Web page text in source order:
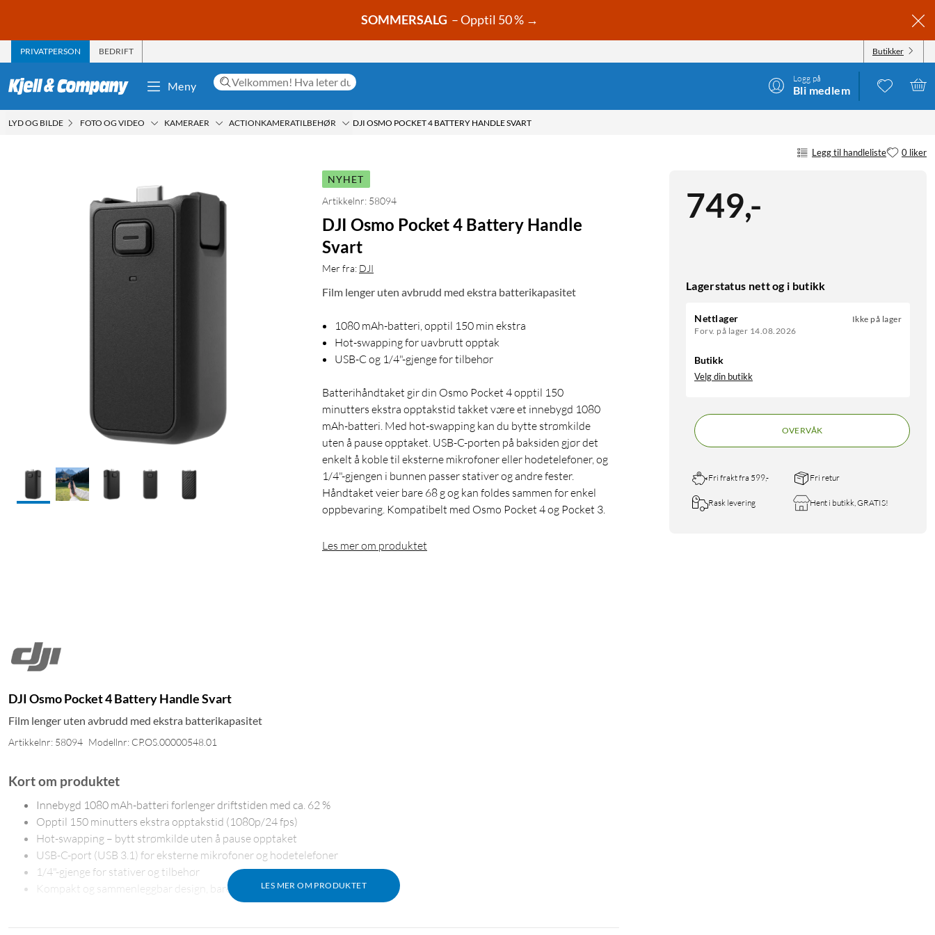
SOMMERSALG – Opptil 50 % →
PRIVATPERSON BEDRIFT Butikker
Meny
Logg på
Bli medlem
LYD OG BILDE FOTO OG VIDEO KAMERAER ACTIONKAMERATILBEHØR DJI OSMO POCKET 4 BATTERY HANDLE SVART
Legg til handleliste 0 liker
749,-
Lagerstatus nett og i butikk
Nettlager
Forv. på lager 14.08.2026
Ikke på lager
Butikk
Velg din butikk
OVERVÅK
Fri frakt fra 599,- Fri retur
Rask levering Hent i butikk, GRATIS!
NYHET
Artikkelnr: 58094
DJI Osmo Pocket 4 Battery Handle
Svart
Mer fra: DJI
Film lenger uten avbrudd med ekstra batterikapasitet
1080 mAh-batteri, opptil 150 min ekstra
Hot-swapping for uavbrutt opptak
USB-C og 1/4"-gjenge for tilbehør
Batterihåndtaket gir din Osmo Pocket 4 opptil 150
minutters ekstra opptakstid takket være et innebygd 1080
mAh-batteri. Med hot-swapping kan du bytte strømkilde
uten å pause opptaket. USB-C-porten på baksiden gjør det
enkelt å koble til eksterne mikrofoner eller hodetelefoner, og
1/4"-gjengen i bunnen passer stativer og andre fester.
Håndtaket veier bare 68 g og kan foldes sammen for enkel
oppbevaring. Kompatibelt med Osmo Pocket 4 og Pocket 3.
Les mer om produktet
DJI Osmo Pocket 4 Battery Handle Svart
Film lenger uten avbrudd med ekstra batterikapasitet
Artikkelnr: 58094 Modellnr: CP.OS.00000548.01
LES MER OM PRODUKTET
Kort om produktet
Innebygd 1080 mAh-batteri forlenger driftstiden med ca. 62 %
Opptil 150 minutters ekstra opptakstid (1080p/24 fps)
Hot-swapping – bytt strømkilde uten å pause opptaket
USB-C-port (USB 3.1) for eksterne mikrofoner og hodetelefoner
1/4"-gjenge for stativer og tilbehør
Kompakt og sammenleggbar design, bare 68 g